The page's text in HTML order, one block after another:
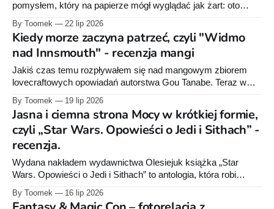
pomysłem, który na papierze mógł wyglądać jak żart: oto
apokalipsę zombie obserwujemy, podążając za białym kotem.
Tomo Kitaoka szybko pokazał jednak, że nie interesuje go
parodia „The Walking Dead” ani seria gagów o zwierzaku
uciekającym przed żywymi trupami. Yuki był dla niego
sposobem na opowiadanie
By Toomek 22 lip 2026
Kiedy morze zaczyna patrzeć, czyli "Widmo
nad Innsmouth" - recenzja mangi
Jakiś czas temu rozpływałem się nad mangowym zbiorem
lovecraftowych opowiadań autorstwa Gou Tanabe. Teraz w
moje ręce wpadł kolejny tom wydany przez Studiu JG. Proszę
państwa, autobus do Innsmouth zajechał! „Widmo nad
Innsmouth” to jedna z tych mang, które najlepiej czytać
późnym wieczorem, kiedy za oknem jest ciemno, w
mieszkaniu
By Toomek 19 lip 2026
Jasna i ciemna strona Mocy w krótkiej formie,
czyli „Star Wars. Opowieści o Jedi i Sithach” -
recenzja.
Wydana nakładem wydawnictwa Olesiejuk książka „Star
Wars. Opowieści o Jedi i Sithach” to antologia, która robi
dokładnie to, co obiecuje tytuł: pozwala wrócić do znanych
bohaterów i spojrzeć na nich z nieco innej strony. Dziesięciu
By Toomek 16 lip 2026